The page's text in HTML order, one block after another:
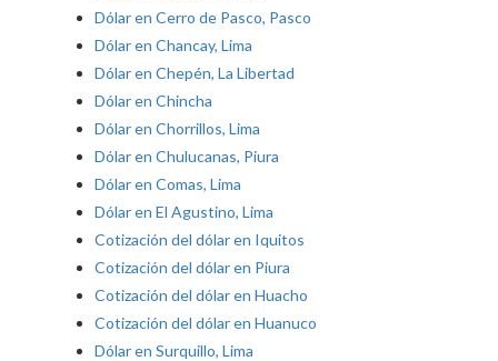
Dólar en Cerro de Pasco, Pasco
Dólar en Chancay, Lima
Dólar en Chepén, La Libertad
Dólar en Chincha
Dólar en Chorrillos, Lima
Dólar en Chulucanas, Piura
Dólar en Comas, Lima
Dólar en El Agustino, Lima
Cotización del dólar en Iquitos
Cotización del dólar en Piura
Cotización del dólar en Huacho
Cotización del dólar en Huanuco
Dólar en Surquillo, Lima